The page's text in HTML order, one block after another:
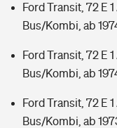
Ford Transit, 72 E
Bus/Kombi, ab
Ford Transit, 72 E
Bus/Kombi, ab
Ford Transit, 72 E
Bus/Kombi, ab